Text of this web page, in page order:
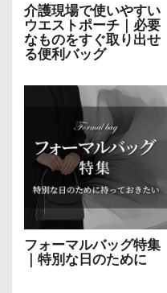
介護現場で使いやすい
ウエストポーチ｜必要
なものをすぐ取り出せ
る便利バッグ
フォーマルバッグ特集
｜特別な日のために